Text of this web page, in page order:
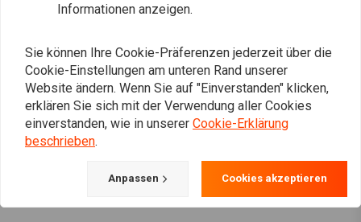
Butterfly Carb
€66,24 €34,94
Informationen anzeigen.
Sie können Ihre Cookie-Präferenzen jederzeit über die
Cookie-Einstellungen am unteren Rand unserer
Website ändern. Wenn Sie auf "Einverstanden" klicken,
erklären Sie sich mit der Verwendung aller Cookies
einverstanden, wie in unserer Cookie-Erklärung
beschrieben.
Anpassen Cookies akzeptieren